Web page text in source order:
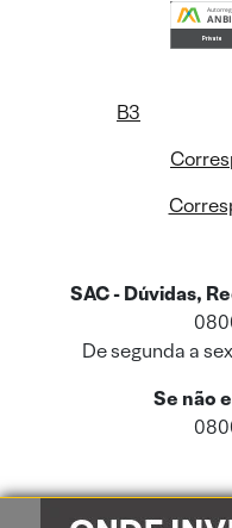
B3
SAC - Dúvidas,
De segunda a
Se não
Este site usa cookies e dados